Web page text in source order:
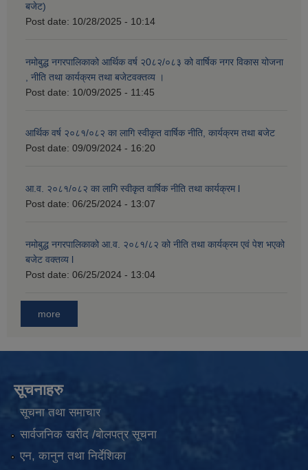
बजेट)
Post date: 10/28/2025 - 10:14
नमोबुद्ध नगरपालिकाको आर्थिक वर्ष २0८२/०८३ को वार्षिक नगर विकास योजना
, नीति तथा कार्यक्रम तथा बजेटवक्तव्य ।
Post date: 10/09/2025 - 11:45
आर्थिक वर्ष २०८१/०८२ का लागि स्वीकृत वार्षिक नीति, कार्यक्रम तथा बजेट
Post date: 09/09/2024 - 16:20
आ.व. २०८१/०८२ का लागि स्वीकृत वार्षिक नीति तथा कार्यक्रम l
Post date: 06/25/2024 - 13:07
नमोबुद्ध नगरपालिकाको आ‍.व. २०८१/८२ को नीति तथा कार्यक्रम एवं पेश भएको
बजेट वक्तव्य l
Post date: 06/25/2024 - 13:04
more
सूचनाहरु
सूचना तथा समाचार
सार्वजनिक खरीद /बोलपत्र सूचना
एन, कानुन तथा निर्देशिका